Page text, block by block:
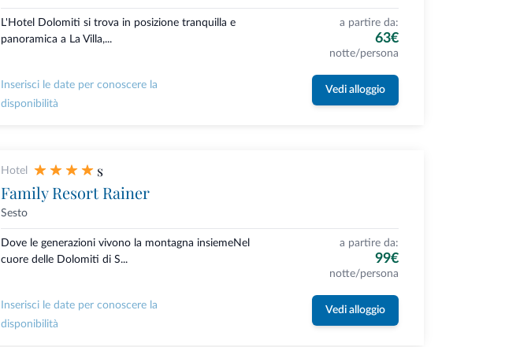
L'Hotel Dolomiti si trova in posizione tranquilla e
panoramica a La Villa,...
a partire da:
63€
notte/persona
Inserisci le date per conoscere la
disponibilità
Vedi alloggio
Hotel s
Family Resort Rainer
Sesto
Dove le generazioni vivono la montagna insiemeNel
cuore delle Dolomiti di S...
a partire da:
99€
notte/persona
Inserisci le date per conoscere la
disponibilità
Vedi alloggio